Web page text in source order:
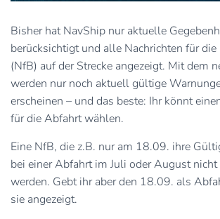
Bisher hat NavShip nur aktuelle
berücksichtigt und alle Nachrichten für
(NfB) auf der Strecke angezeigt. Mit dem
werden nur noch aktuell gültige
erscheinen – und das beste: Ihr könnt
für die Abfahrt wählen.
Eine NfB, die z.B. nur am 18.09. ihre
bei einer Abfahrt im Juli oder August nicht
werden. Gebt ihr aber den 18.09. als
sie angezeigt.